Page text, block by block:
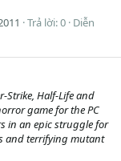
Trả lời: 0 Diễn
Strike, Half-Life and
game for the PC
in an epic struggle for
and terrifying mutant